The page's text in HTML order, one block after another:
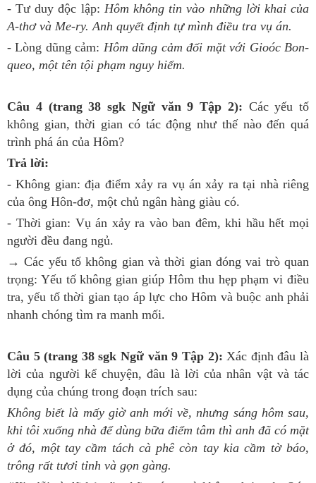
- Tư duy độc lập: Hôm không tin vào những lời khai của
A-thơ và Me-ry. Anh quyết định tự mình điều tra vụ án.
- Lòng dũng cảm: Hôm dũng cảm đối mặt với Gioóc Bon-
queo, một tên tội phạm nguy hiểm.
Câu 4 (trang 38 sgk Ngữ văn 9 Tập 2): Các yếu tố
không gian, thời gian có tác động như thế nào đến quá
trình phá án của Hôm?
Trả lời:
- Không gian: địa điểm xảy ra vụ án xảy ra tại nhà riêng
của ông Hôn-đơ, một chủ ngân hàng giàu có.
- Thời gian: Vụ án xảy ra vào ban đêm, khi hầu hết mọi
người đều đang ngủ.
→ Các yếu tố không gian và thời gian đóng vai trò quan
trọng: Yếu tố không gian giúp Hôm thu hẹp phạm vi điều
tra, yếu tố thời gian tạo áp lực cho Hôm và buộc anh phải
nhanh chóng tìm ra manh mối.
Câu 5 (trang 38 sgk Ngữ văn 9 Tập 2):Xác định đâu là
lời của người kể chuyện, đâu là lời của nhân vật và tác
dụng của chúng trong đoạn trích sau:
Không biết là mấy giờ anh mới về, nhưng sáng hôm sau,
khi tôi xuống nhà để dùng bữa điểm tâm thì anh đã có mặt
ở đó, một tay cầm tách cà phê còn tay kia cầm tờ báo,
trông rất tươi tỉnh và gọn gàng.